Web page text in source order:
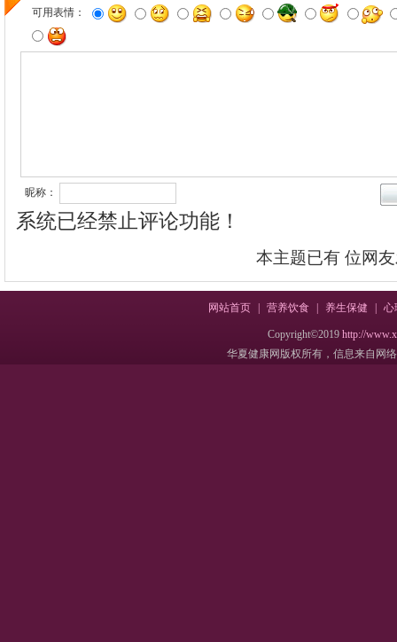
可用表情：
昵称：
系统已经禁止评论功能！
本主题已有 位网
网站首页 营养饮食 养生保健 心
Copyright©2019http://
华夏健康网版权所有，信息来自网